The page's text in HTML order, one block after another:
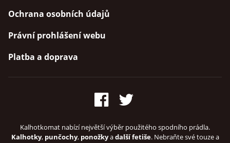
Ochrana osobních údajů
Právní prohlášení webu
Platba a doprava
Kalhotkomat nabízí největší výběr použitého spodního prádla.
Kalhotky, punčochy, ponožkyadalší fetiše. Nebraňte své touze a